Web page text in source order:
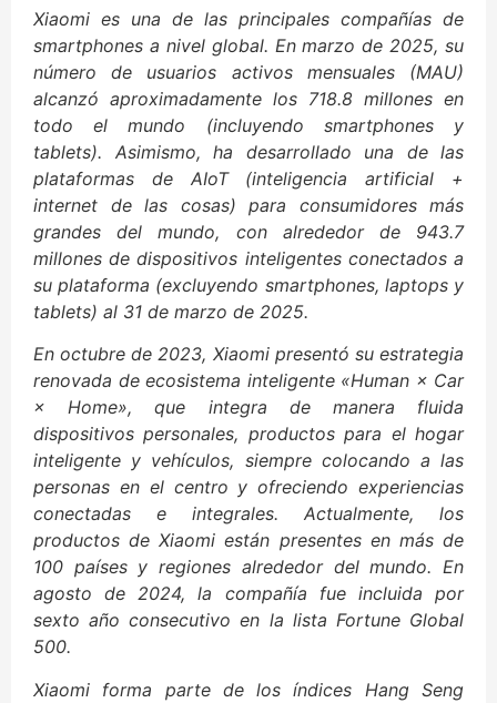
Xiaomi es una de las principales compañías de
smartphones a nivel global. En marzo de 2025, su
número de usuarios activos mensuales (MAU)
alcanzó aproximadamente los 718.8 millones en
todo el mundo (incluyendo smartphones y
tablets). Asimismo, ha desarrollado una de las
plataformas de AIoT (inteligencia artificial +
internet de las cosas) para consumidores más
grandes del mundo, con alrededor de 943.7
millones de dispositivos inteligentes conectados a
su plataforma (excluyendo smartphones, laptops y
tablets) al 31 de marzo de 2025.
En octubre de 2023, Xiaomi presentó su estrategia
renovada de ecosistema inteligente «Human × Car
× Home», que integra de manera fluida
dispositivos personales, productos para el hogar
inteligente y vehículos, siempre colocando a las
personas en el centro y ofreciendo experiencias
conectadas e integrales. Actualmente, los
productos de Xiaomi están presentes en más de
100 países y regiones alrededor del mundo. En
agosto de 2024, la compañía fue incluida por
sexto año consecutivo en la lista Fortune Global
500.
Xiaomi forma parte de los índices Hang Seng